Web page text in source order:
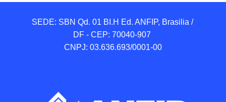
SEDE: SBN Qd. 01 BI.H Ed. ANFIP, Brasilia /
DF - CEP: 70040-907
CNPJ: 03.636.693/0001-00